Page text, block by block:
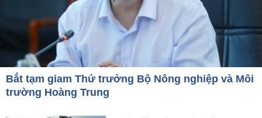
Bắt tạm giam Thứ trưởng Bộ Nông nghiệp và Môi
trường Hoàng Trung